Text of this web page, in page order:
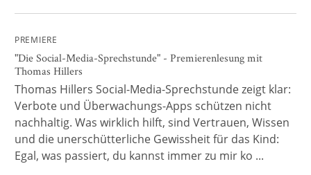
PREMIERE
"Die Social-Media-Sprechstunde" - Premierenlesung mit
Thomas Hillers
Thomas Hillers Social-Media-Sprechstunde zeigt klar:
Verbote und Überwachungs-Apps schützen nicht
nachhaltig. Was wirklich hilft, sind Vertrauen, Wissen
und die unerschütterliche Gewissheit für das Kind:
Egal, was passiert, du kannst immer zu mir ko ...